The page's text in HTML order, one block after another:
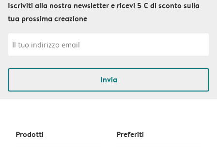
Iscriviti alla nostra newsletter e ricevi 5 € di sconto sulla
tua prossima creazione
Invia
Prodotti Preferiti